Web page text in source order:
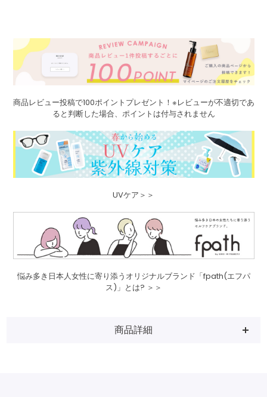
商品レビュー投稿で100ポイントプレゼント！※レビューが不適切であ
ると判断した場合、ポイントは付与されません
UVケア＞＞
悩み多き日本人女性に寄り添うオリジナルブランド「fpath(エフパ
ス)」とは? ＞＞
商品詳細